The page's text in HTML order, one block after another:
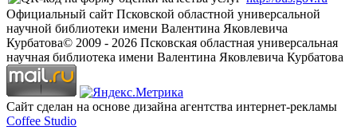
Официальный сайт Псковской областной универсальной
научной библиотеки имени Валентина Яковлевича
Курбатова© 2009 - 2026 Псковская областная универсальная
научная библиотека имени Валентина Яковлевича Курбатова
Сайт сделан на основе дизайна агентства интернет-рекламы
Coffee Studio